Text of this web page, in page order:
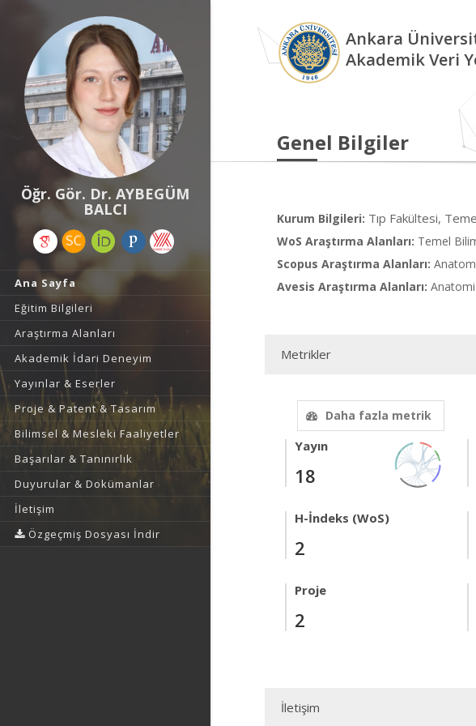
Öğr. Gör. Dr. AYBEGÜM
BALCI
Ana Sayfa
Eğitim Bilgileri
Araştırma Alanları
Akademik İdari Deneyim
Yayınlar & Eserler
Proje & Patent & Tasarım
Bilimsel & Mesleki Faaliyetler
Başarılar & Tanınırlık
Duyurular & Dokümanlar
İletişim
Özgeçmiş Dosyası İndir
Ankara
Akademik Veri
Genel Bilgiler
Kurum Bilgileri: Tıp Fakültesi,
WoS Araştırma Alanları: Temel
Scopus Araştırma Alanları:
Avesis Araştırma Alanları: Anatomi
Metrikler
Daha fazla metrik
Yayın
18
H-İndeks (WoS)
2
Proje
2
İletişim